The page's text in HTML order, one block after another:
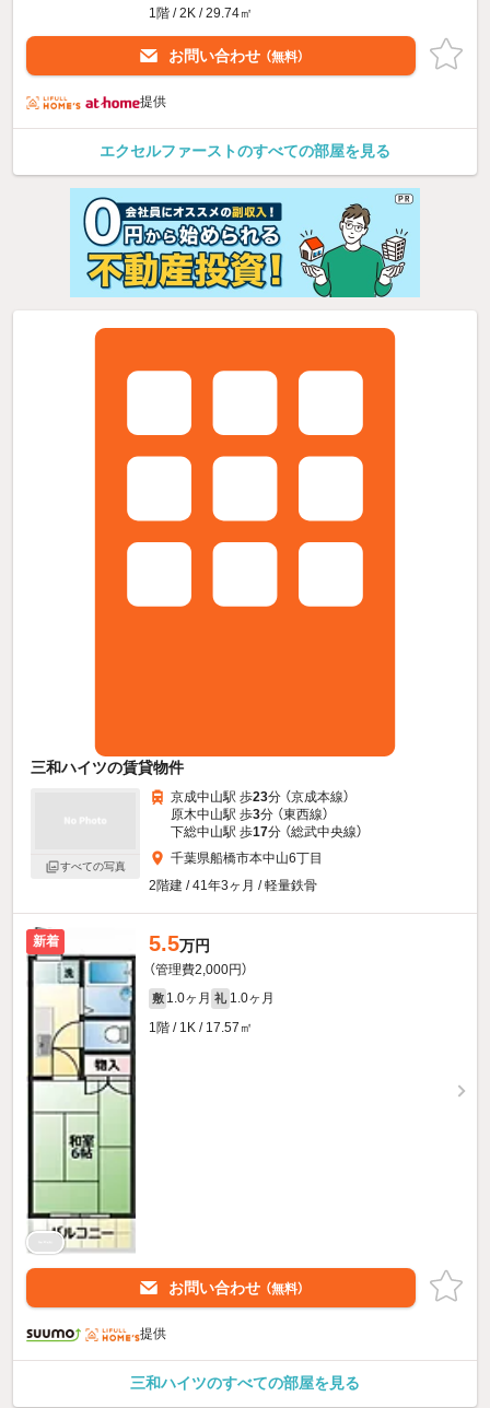
1階 / 2K / 29.74㎡
お問い合わせ （無料）
提供
エクセルファーストのすべての部屋を見る
三和ハイツの賃貸物件
すべての写真
京成中山駅 歩23分 （京成本線）
原木中山駅 歩3分 （東西線）
下総中山駅 歩17分 （総武中央線）
千葉県船橋市本中山6丁目
2階建 / 41年3ヶ月 / 軽量鉄骨
新着 5.5万円
（管理費2,000円）
敷 1.0ヶ月 礼 1.0ヶ月
1階 / 1K / 17.57㎡
お問い合わせ （無料）
提供
三和ハイツのすべての部屋を見る